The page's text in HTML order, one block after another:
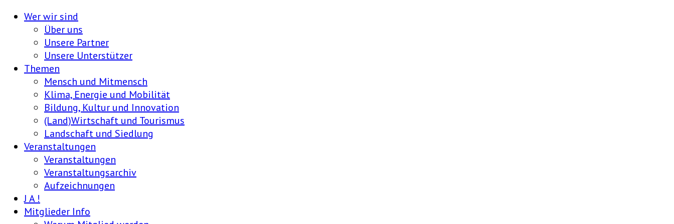
Wer wir sind
Über uns
Unsere Partner
Unsere Unterstützer
Themen
Mensch und Mitmensch
Klima, Energie und Mobilität
Bildung, Kultur und Innovation
(Land)Wirtschaft und Tourismus
Landschaft und Siedlung
Veranstaltungen
Veranstaltungen
Veranstaltungsarchiv
Aufzeichnungen
J A !
Mitglieder Info